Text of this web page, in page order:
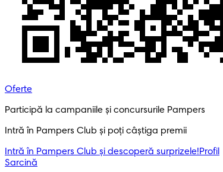
Oferte
Participă la campaniile și concursurile Pampers
Intră în Pampers Club și poți câștiga premii
Intră în Pampers Club și descoperă surprizele!​Profil
Sarcină